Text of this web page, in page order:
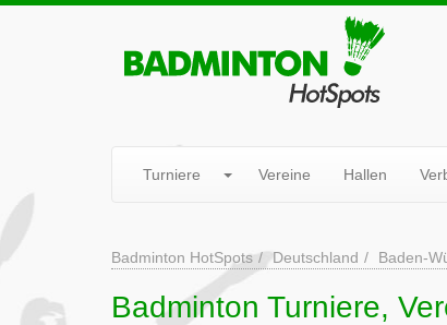
Turniere Vereine Hallen
Badminton HotSpots Deutschland Baden-
Badminton Turniere,